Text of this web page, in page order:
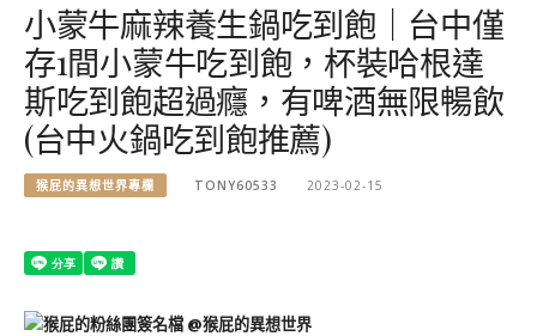
小蒙牛麻辣養生鍋吃到飽｜台中僅
存1間小蒙牛吃到飽，杯裝哈根達
斯吃到飽超過癮，有啤酒無限暢飲
(台中火鍋吃到飽推薦)
猴屁的異想世界專欄 TONY60533 2023-02-15